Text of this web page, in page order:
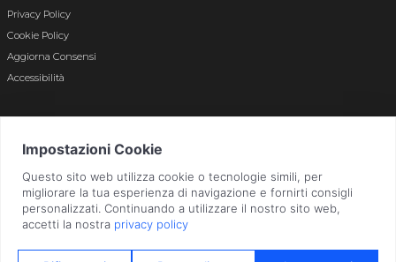
Privacy Policy
Cookie Policy
Aggiorna Consensi
Accessibilità
Bergamo n. 01496180165 · Capitale Sociale i.v. € 800.000,00